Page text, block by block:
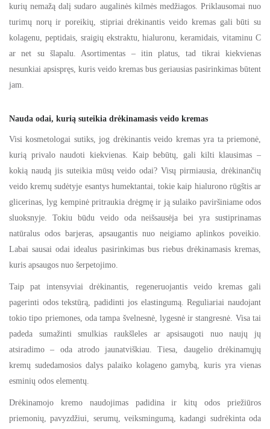
kurių nemažą dalį sudaro augalinės kilmės medžiagos. Priklausomai nuo
turimų norų ir poreikių, stipriai drėkinantis veido kremas gali būti su
kolagenu, peptidais, sraigių ekstraktu, hialuronu, keramidais, vitaminu C
ar net su šlapalu. Asortimentas – itin platus, tad tikrai kiekvienas
nesunkiai apsispręs, kuris veido kremas bus geriausias pasirinkimas būtent
jam.
Nauda odai, kurią suteikia drėkinamasis veido kremas
Visi kosmetologai sutiks, jog drėkinantis veido kremas yra ta priemonė,
kurią privalo naudoti kiekvienas. Kaip bebūtų, gali kilti klausimas –
kokią naudą jis suteikia mūsų veido odai? Visų pirmiausia, drėkinančių
veido kremų sudėtyje esantys humektantai, tokie kaip hialurono rūgštis ar
glicerinas, lyg kempinė pritraukia drėgmę ir ją sulaiko paviršiniame odos
sluoksnyje. Tokiu būdu veido oda neišsausėja bei yra sustiprinamas
natūralus odos barjeras, apsaugantis nuo neigiamo aplinkos poveikio.
Labai sausai odai idealus pasirinkimas bus riebus drėkinamasis kremas,
kuris apsaugos nuo šerpetojimo.
Taip pat intensyviai drėkinantis, regeneruojantis veido kremas gali
pagerinti odos tekstūrą, padidinti jos elastingumą. Reguliariai naudojant
tokio tipo priemones, oda tampa švelnesnė, lygesnė ir stangresnė. Visa tai
padeda sumažinti smulkias raukšleles ar apsisaugoti nuo naujų jų
atsiradimo – oda atrodo jaunatviškiau. Tiesa, daugelio drėkinamųjų
kremų sudedamosios dalys palaiko kolageno gamybą, kuris yra vienas
esminių odos elementų.
Drėkinamojo kremo naudojimas padidina ir kitų odos priežiūros
priemonių, pavyzdžiui, serumų, veiksmingumą, kadangi sudrėkinta oda